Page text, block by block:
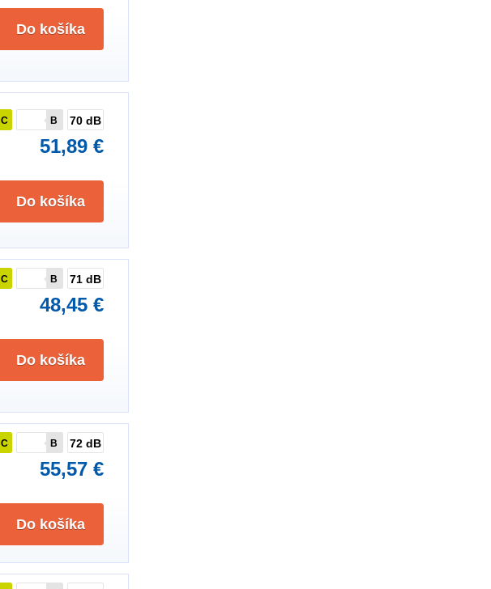
Do košíka
C B 70 dB
51,89 €
Do košíka
C B 71 dB
48,45 €
Do košíka
C B 72 dB
55,57 €
Do košíka